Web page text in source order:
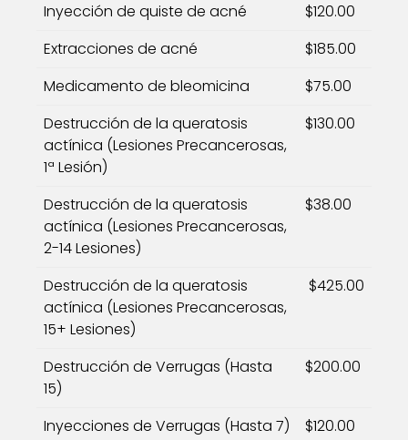
Inyección de quiste de acné
$120.00
Extracciones de acné
$185.00
Medicamento de bleomicina
$75.00
Destrucción de la queratosis
actínica (Lesiones Precancerosas,
1ª Lesión)
$130.00
Destrucción de la queratosis
actínica (Lesiones Precancerosas,
2-14 Lesiones)
$38.00
Destrucción de la queratosis
actínica (Lesiones Precancerosas,
15+ Lesiones)
$425.00
Destrucción de Verrugas (Hasta
15)
$200.00
Inyecciones de Verrugas (Hasta 7)
$120.00